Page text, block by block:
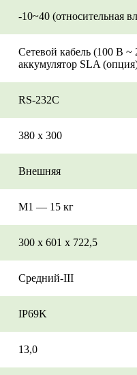
-10~40 (относительная
Cетевой кабель (100 В
аккумулятор SLA
RS-232C
380 х 300
Внешняя
M1 — 15 кг
300 x 601 x 722,5
Средний-III
IP69K
13,0